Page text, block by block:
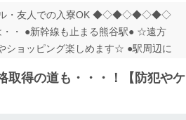
・友人での入寮OK ◆◇◆◇◆◇◆◇
・ ●新幹線も止まる熊谷駅● ☆遠方
ショッピング楽しめます☆ ●駅周辺に
取得の道も・・・！【防犯やケ